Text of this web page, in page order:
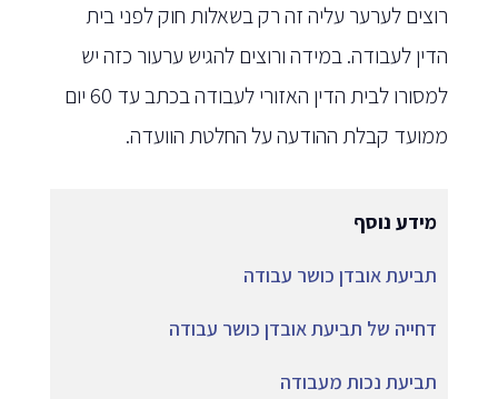
רוצים לערער עליה זה רק בשאלות חוק לפני בית
הדין לעבודה. במידה ורוצים להגיש ערעור כזה יש
למסורו לבית הדין האזורי לעבודה בכתב עד 60 יום
ממועד קבלת ההודעה על החלטת הוועדה.
מידע נוסף
תביעת אובדן כושר עבודה
דחייה של תביעת אובדן כושר עבודה
תביעת נכות מעבודה